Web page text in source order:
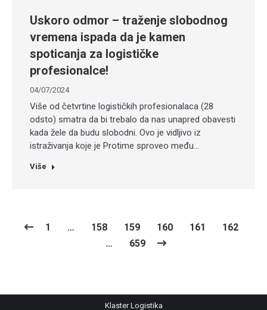
Uskoro odmor – traženje slobodnog
vremena ispada da je kamen
spoticanja za logističke
profesionalce!
04/07/2024
Više od četvrtine logističkih profesionalaca (28
odsto) smatra da bi trebalo da nas unapred obavesti
kada žele da budu slobodni. Ovo je vidljivo iz
istraživanja koje je Protime sproveo među…
Više
1 … 158 159 160 161
162
…
659
Klaster Logistika